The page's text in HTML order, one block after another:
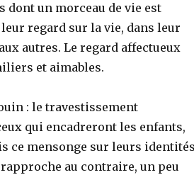
dont un morceau de vie est
regard sur la vie, dans leur
autres. Le regard affectueux
et aimables.
: le travestissement
qui encadreront les enfants,
ce mensonge sur leurs
au contraire, un peu